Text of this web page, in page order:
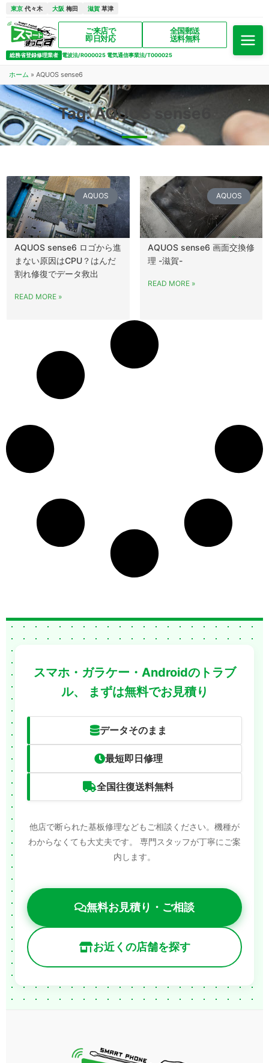
東京 代々木 大阪 梅田 滋賀 草津
ご来店で
即日対応
全国郵送
送料無料
総務省登録修理業者 電波法/R000025 電気通信事業法/T000025
ホーム » AQUOS sense6
Tag: AQUOS sense6
AQUOS
AQUOS sense6 ロゴから進
まない原因はCPU？はんだ
割れ修復でデータ救出
READ MORE »
AQUOS
AQUOS sense6 画面交換修
理 -滋賀-
READ MORE »
スマホ・ガラケー・Androidのトラブ
ル、
まずは無料でお見積り
データそのまま
最短即日修理
全国往復送料無料
他店で断られた基板修理などもご相談ください。機種が
わからなくても大丈夫です。
専門スタッフが丁寧にご案
内します。
無料お見積り・ご相談
お近くの店舗を探す